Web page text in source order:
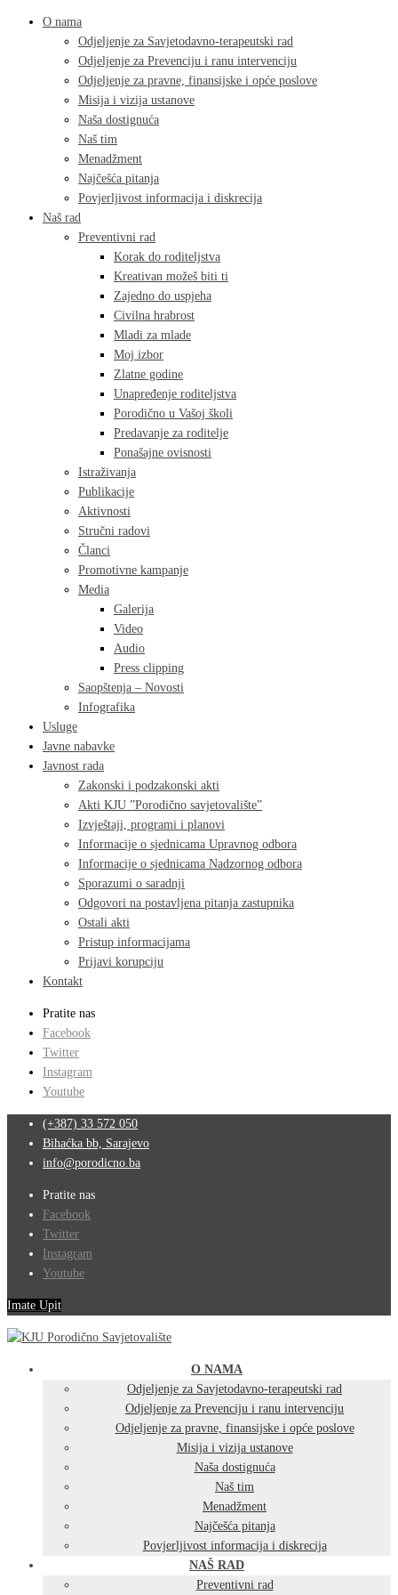
O nama
Odjeljenje za Savjetodavno-terapeutski rad
Odjeljenje za Prevenciju i ranu intervenciju
Odjeljenje za pravne, finansijske i opće poslove
Misija i vizija ustanove
Naša dostignuća
Naš tim
Menadžment
Najčešća pitanja
Povjerljivost informacija i diskrecija
Naš rad
Preventivni rad
Korak do roditeljstva
Kreativan možeš biti ti
Zajedno do uspjeha
Civilna hrabrost
Mladi za mlade
Moj izbor
Zlatne godine
Unapređenje roditeljstva
Porodično u Vašoj školi
Predavanje za roditelje
Ponašajne ovisnosti
Istraživanja
Publikacije
Aktivnosti
Stručni radovi
Članci
Promotivne kampanje
Media
Galerija
Video
Audio
Press clipping
Saopštenja – Novosti
Infografika
Usluge
Javne nabavke
Javnost rada
Zakonski i podzakonski akti
Akti KJU ”Porodično savjetovalište”
Izvještaji, programi i planovi
Informacije o sjednicama Upravnog odbora
Informacije o sjednicama Nadzornog odbora
Sporazumi o saradnji
Odgovori na postavljena pitanja zastupnika
Ostali akti
Pristup informacijama
Prijavi korupciju
Kontakt
Pratite nas
Facebook
Twitter
Instagram
Youtube
(+387) 33 572 050
Bihaćka bb, Sarajevo
info@porodicno.ba
Pratite nas
Facebook
Twitter
Instagram
Youtube
Imate Upit
O NAMA
Odjeljenje za Savjetodavno-terapeutski rad
Odjeljenje za Prevenciju i ranu intervenciju
Odjeljenje za pravne, finansijske i opće poslove
Misija i vizija ustanove
Naša dostignuća
Naš tim
Menadžment
Najčešća pitanja
Povjerljivost informacija i diskrecija
NAŠ RAD
Preventivni rad